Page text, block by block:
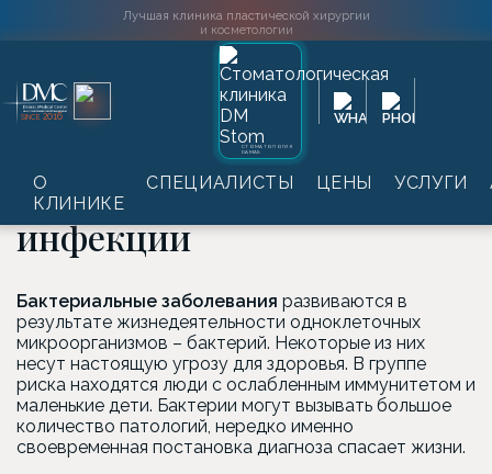
Лучшая клиника пластической хирургии
и косметологии
SINCE 2016
СТОМАТОЛОГИЯ
DAMAS
О
КЛИНИКЕ
СПЕЦИАЛИСТЫ ЦЕНЫ УСЛУГИ
Главная → Лабораторные обследования →
Серологическая диагностика инфекционных болезней
Анализ на бактериальные инфекции
Анализ на бактериальные
инфекции
Бактериальные заболевания развиваются в
результате жизнедеятельности одноклеточных
микроорганизмов – бактерий. Некоторые из них
несут настоящую угрозу для здоровья. В группе
риска находятся люди с ослабленным иммунитетом и
маленькие дети. Бактерии могут вызывать большое
количество патологий, нередко именно
своевременная постановка диагноза спасает жизни.